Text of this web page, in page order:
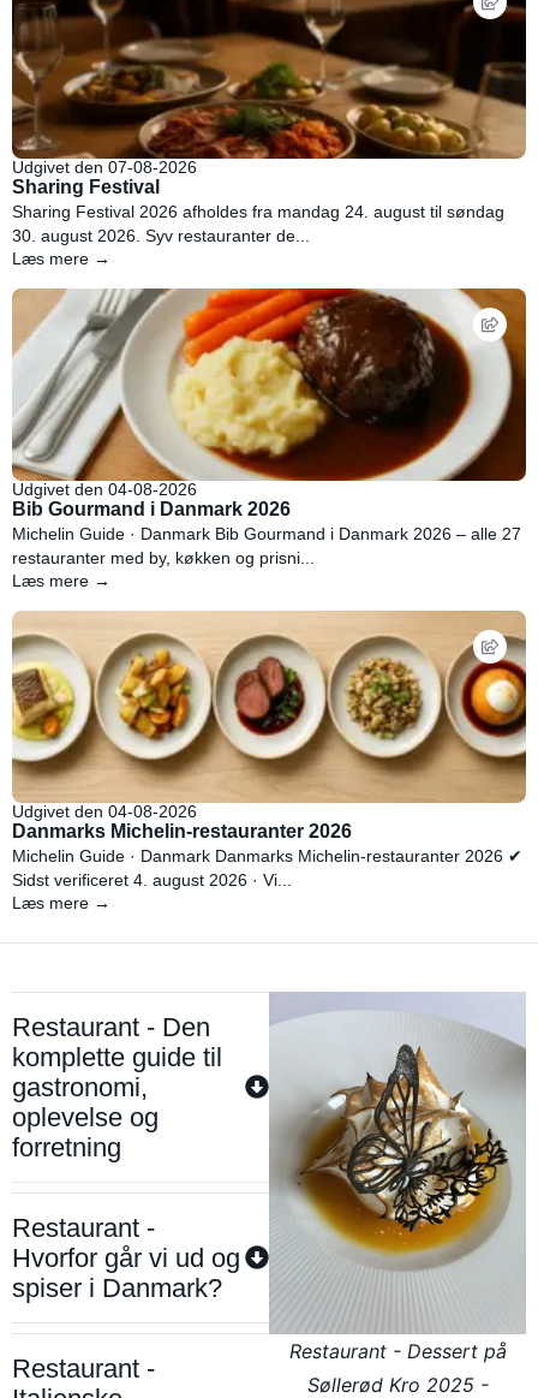
Udgivet den 07-08-2026
Sharing Festival
Sharing Festival 2026 afholdes fra mandag 24. august til søndag
30. august 2026. Syv restauranter de...
Læs mere →
Udgivet den 04-08-2026
Bib Gourmand i Danmark 2026
Michelin Guide · Danmark Bib Gourmand i Danmark 2026 – alle 27
restauranter med by, køkken og prisni...
Læs mere →
Udgivet den 04-08-2026
Danmarks Michelin-restauranter 2026
Michelin Guide · Danmark Danmarks Michelin-restauranter 2026 ✔
Sidst verificeret 4. august 2026 · Vi...
Læs mere →
Restaurant - Den
komplette guide til
gastronomi,
oplevelse og
forretning
Restaurant -
Hvorfor går vi ud og
spiser i Danmark?
Restaurant -
Restaurant - Dessert på
Søllerød Kro 2025 -